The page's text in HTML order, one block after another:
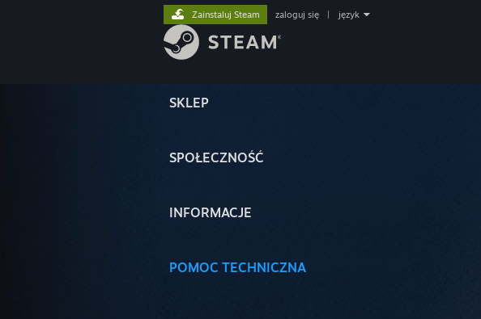
SKLEP
SPOŁECZNOŚĆ
INFORMACJE
POMOC TECHNICZNA
Zainstaluj Steam zaloguj się język